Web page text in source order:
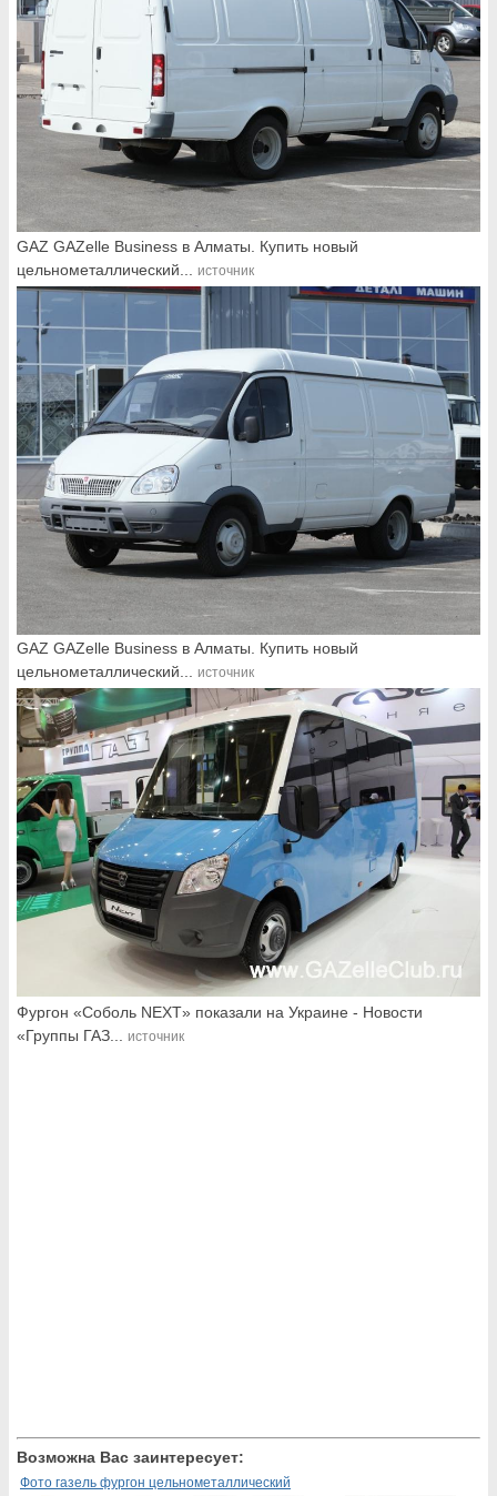
GAZ GAZelle Business в Алматы. Купить новый
цельнометаллический...
источник
GAZ GAZelle Business в Алматы. Купить новый
цельнометаллический...
источник
Фургон «Соболь NEXT» показали на Украине - Новости
«Группы ГАЗ...
источник
Возможна Вас заинтересует:
Фото газель фургон цельнометаллический